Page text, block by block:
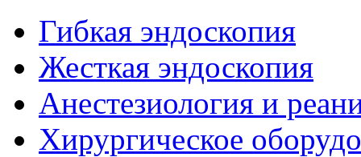
Гибкая эндоскопия
Жесткая эндоскопия
Анестезиология и
Хирургическое